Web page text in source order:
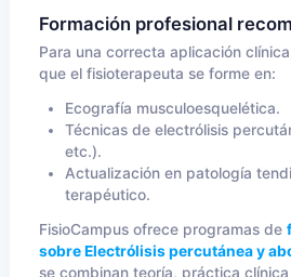
Formación profesional
Para una correcta aplicación
que el fisioterapeuta se forme en:
Ecografía musculoesquelética.
Técnicas de electrólisis
etc.).
Actualización en patología
terapéutico.
FisioCampus ofrece programas de
sobre Electrólisis percutánea y
se combinan teoría, práctica